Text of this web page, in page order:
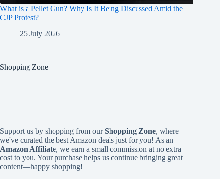
What is a Pellet Gun? Why Is It Being Discussed Amid the
CJP Protest?
25 July 2026
Shopping Zone
Support us by shopping from ourShopping Zone, where
we've curated the best Amazon deals just for you! As an
Amazon Affiliate, we earn a small commission at no extra
cost to you. Your purchase helps us continue bringing great
content—happy shopping!